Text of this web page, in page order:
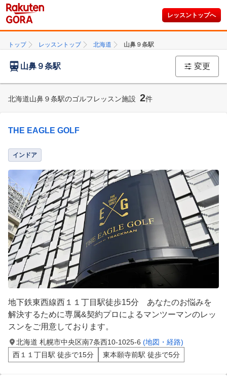
レッスントップへ
トップ レッスントップ 北海道 山鼻９条駅
山鼻９条駅 変更
北海道山鼻９条駅のゴルフレッスン施設 2件
THE EAGLE GOLF
インドア
地下鉄東西線西１１丁目駅徒歩15分 あなたのお悩みを
解決するために専属&契約プロによるマンツーマンのレッ
スンをご用意しております。
北海道 札幌市中央区南7条西10-1025-6 (地図・経路)
西１１丁目駅 徒歩で15分
東本願寺前駅 徒歩で5分